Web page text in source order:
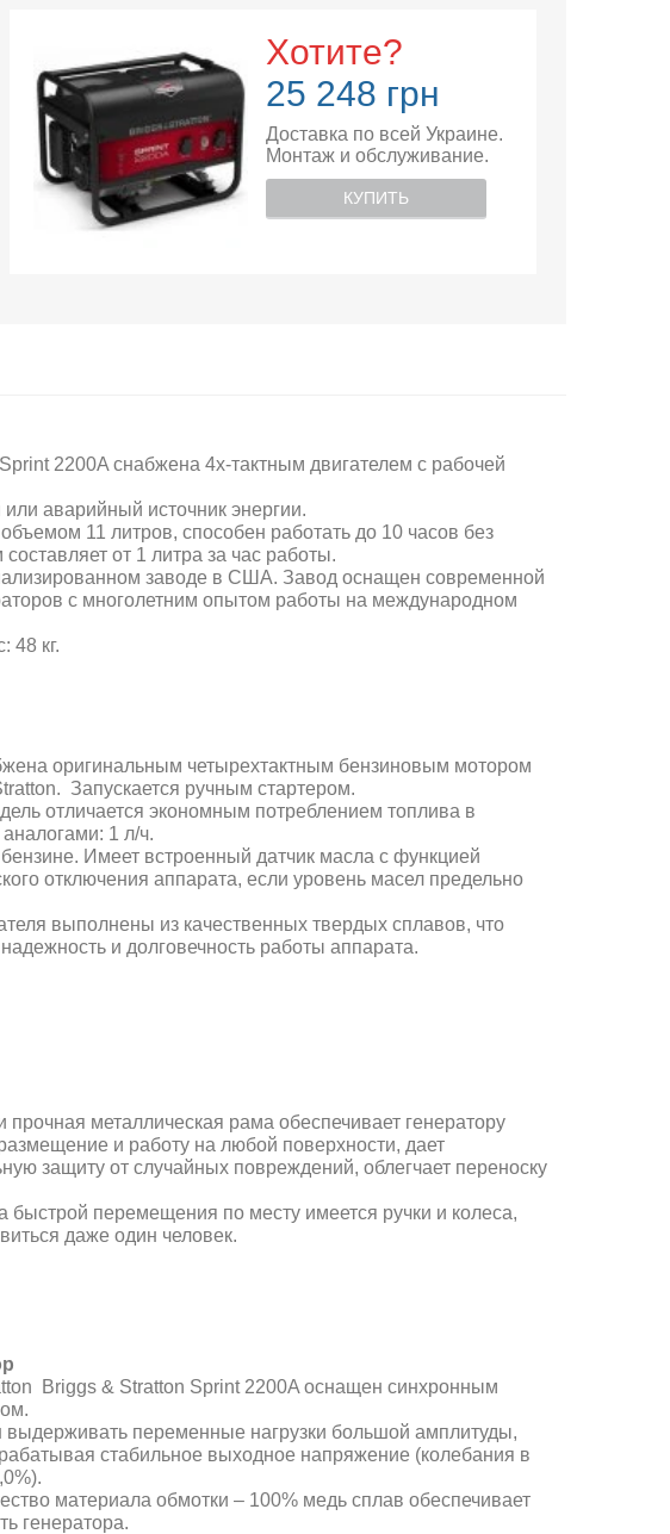
Хотите?
25 248 грн
Доставка по всей Украине.
Монтаж и обслуживание.
КУПИТЬ
2200A снабжена 4х-тактным двигателем с рабочей
аварийный источник энергии.
11 литров, способен работать до 10 часов без
от 1 литра за час работы.
заводе в США. Завод оснащен современной
с многолетним опытом работы на международном
48 кг.
оригинальным четырехтактным бензиновым мотором
Запускается ручным стартером.
отличается экономным потреблением топлива в
1 л/ч.
бензине. Имеет встроенный датчик масла с функцией
отключения аппарата, если уровень масел предельно
выполнены из качественных твердых сплавов, что
надежность и долговечность работы аппарата.
прочная металлическая рама обеспечивает генератору
и работу на любой поверхности, дает
защиту от случайных повреждений, облегчает переноску
быстрой перемещения по месту имеется ручки и колеса,
даже один человек.
Briggs & Stratton Sprint 2200Aоснащен синхронным
выдерживать переменные нагрузки большой амплитуды,
стабильное выходное напряжение (колебания в
материала обмотки – 100% медь сплав обеспечивает
генератора.